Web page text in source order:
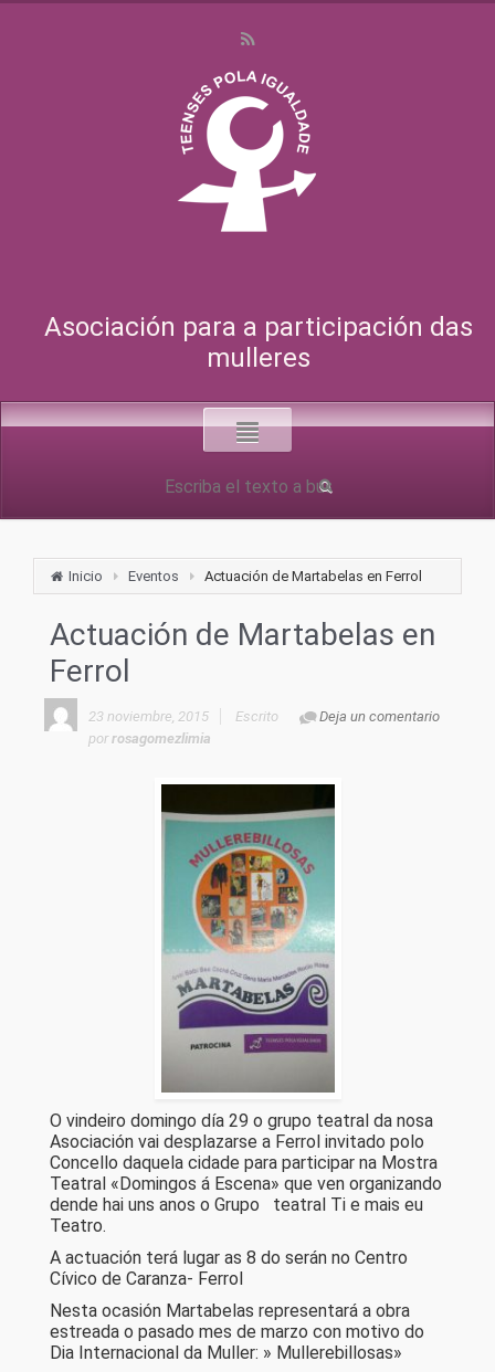
Asociación para a participación das
mulleres
Inicio Eventos Actuación de Martabelas en Ferrol
Actuación de Martabelas en
Ferrol
23 noviembre, 2015 Deja un comentario
Escrito
porrosagomezlimia
O vindeiro domingo día 29 o grupo teatral da nosa
Asociación vai desplazarse a Ferrol invitado polo
Concello daquela cidade para participar na Mostra
Teatral «Domingos á Escena» que ven organizando
dende hai uns anos o Grupo teatral Ti e mais eu
Teatro.
A actuación terá lugar as 8 do serán no Centro
Cívico de Caranza- Ferrol
Nesta ocasión Martabelas representará a obra
estreada o pasado mes de marzo con motivo do
Dia Internacional da Muller: » Mullerebillosas»